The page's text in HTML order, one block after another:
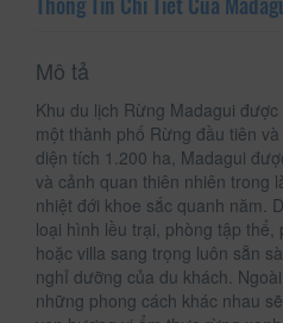
Mô tả
Khu du lịch Rừng Madagui
một thành phố Rừng đầu tiên
diện tích 1.200 ha, Madagui
và cảnh quan thiên nhiên trong
nhiệt đới khoe sắc quanh năm.
loại hình lều trại, phòng tập
hoặc villa sang trọng luôn sẵn
nghỉ dưỡng của du khách.
những phong cách khác nhau